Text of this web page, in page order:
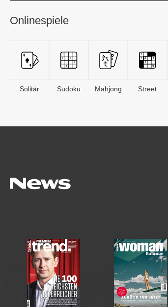
Onlinespiele
Solitär Sudoku Mahjong Street